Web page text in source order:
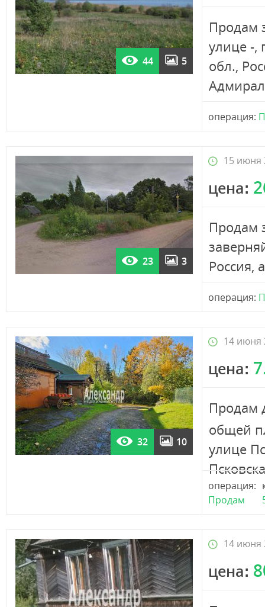
5
44
Продам
улице -,
обл.,
операция:
3
23
15 июня
цена:
Продам
Россия,
операция:
10
32
14 июня
цена:
Продам
общей
улице
операция:
Продам
14 июня
цена: